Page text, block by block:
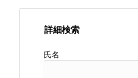
詳細検索
氏名